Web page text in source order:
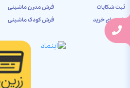
ثبت شکایات
راهنمای خرید
فرش مدرن ماشینی
فرش کودک ماشینی